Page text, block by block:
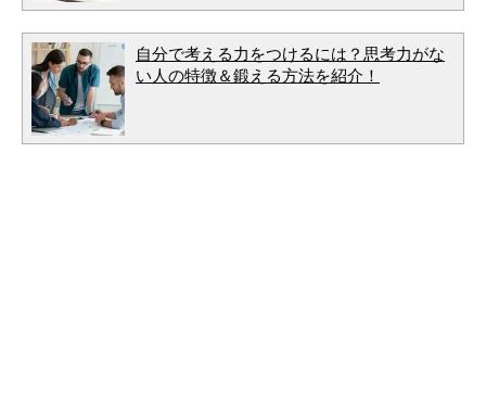
自分で考える力をつけるには？思考力がな
い人の特徴＆鍛える方法を紹介！